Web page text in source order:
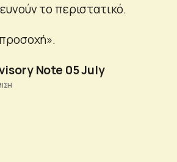
το περιστατικό.
Note 05 July